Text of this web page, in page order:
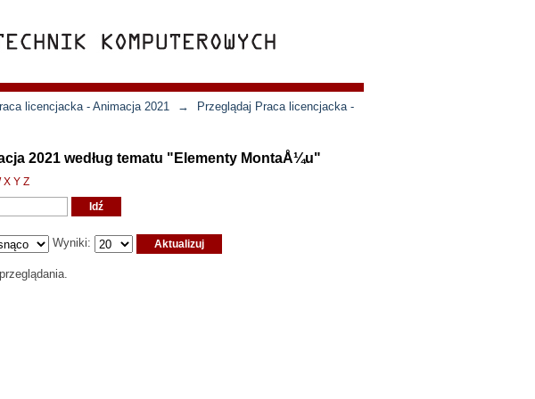
licencjacka - Animacja 2021 →
Przeglądaj Praca licencjacka -
2021 według tematu "Elementy MontaÅ¼u"
X Y Z
Wyniki: